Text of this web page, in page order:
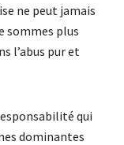
ne peut jamais
sommes plus
l’abus pur et
qui
dominantes